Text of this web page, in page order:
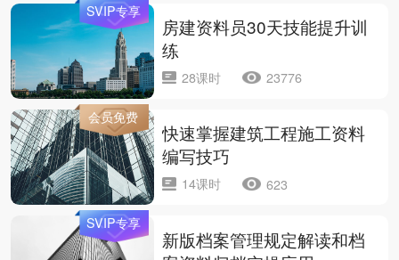
SVIP专享
房建资料员30天技能提升训
练
28课时 23776
会员免费
快速掌握建筑工程施工资料
编写技巧
14课时 623
SVIP专享
新版档案管理规定解读和档